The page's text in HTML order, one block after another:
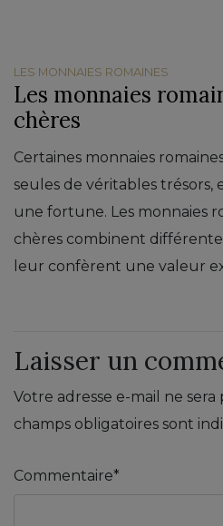
LES MONNAIES ROMAINES
Les monnaies
chères
Certaines monnaies
seules de véritables trésors,
une fortune. Les monnaies
chères combinent
leur confèrent une valeur
Laisser un
Votre adresse e-mail ne sera
champs obligatoires sont
Commentaire*